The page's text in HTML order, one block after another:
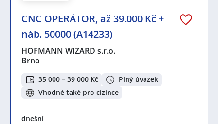
CNC OPERÁTOR, až 39.000 Kč +
náb. 50000 (A14233)
HOFMANN WIZARD s.r.o.
Brno
35 000 – 39 000 Kč
Plný úvazek
Vhodné také pro cizince
dnešní